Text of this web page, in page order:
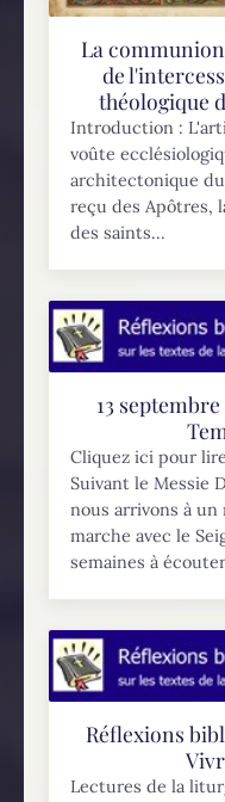
La
de
théologique
Introduction :
voûte
architectonique
reçu des Apôtres,
des saints...
13
Cliquez ici pour
Suivant le Messie
nous arrivons à
marche avec le
semaines à
Réflexions
Lectures de la